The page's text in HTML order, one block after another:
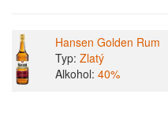
Hansen Golden Rum
Typ: Zlatý
Alkohol: 40%